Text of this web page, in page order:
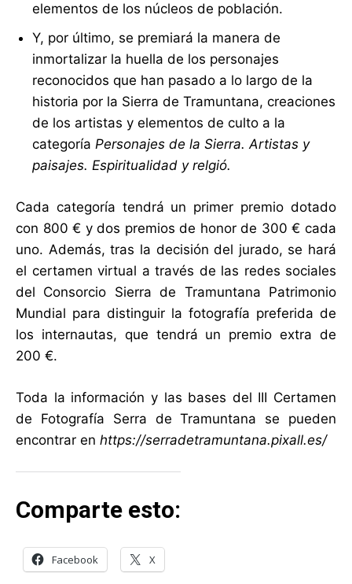
elementos de los núcleos de población.
Y, por último, se premiará la manera de
inmortalizar la huella de los personajes
reconocidos que han pasado a lo largo de la
historia por la Sierra de Tramuntana, creaciones
de los artistas y elementos de culto a la
categoría Personajes de la Sierra. Artistas y
paisajes. Espiritualidad y relgió.
Cada categoría tendrá un primer premio dotado
con 800 € y dos premios de honor de 300 € cada
uno. Además, tras la decisión del jurado, se hará
el certamen virtual a través de las redes sociales
del Consorcio Sierra de Tramuntana Patrimonio
Mundial para distinguir la fotografía preferida de
los internautas, que tendrá un premio extra de
200 €.
Toda la información y las bases del III Certamen
de Fotografía Serra de Tramuntana se pueden
encontrar en https://serradetramuntana.pixall.es/
Comparte esto:
Facebook X